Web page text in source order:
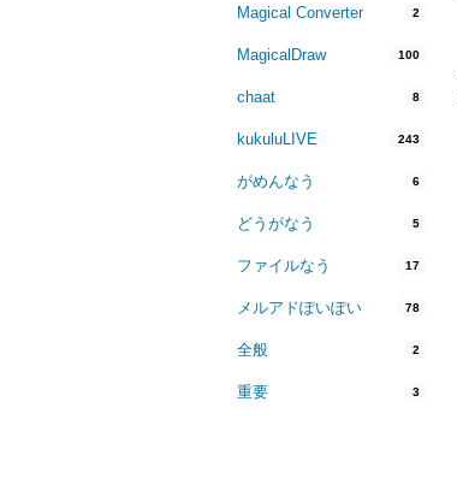
Magical Converter 2
MagicalDraw 100
chaat 8
kukuluLIVE 243
がめんなう 6
どうがなう 5
ファイルなう 17
メルアドぽいぽい 78
全般 2
重要 3